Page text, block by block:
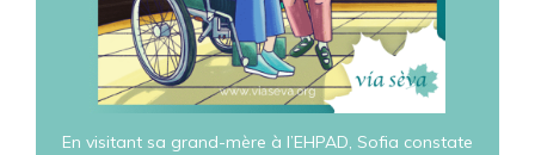
En visitant sa grand-mère à l’EHPAD, Sofia constate